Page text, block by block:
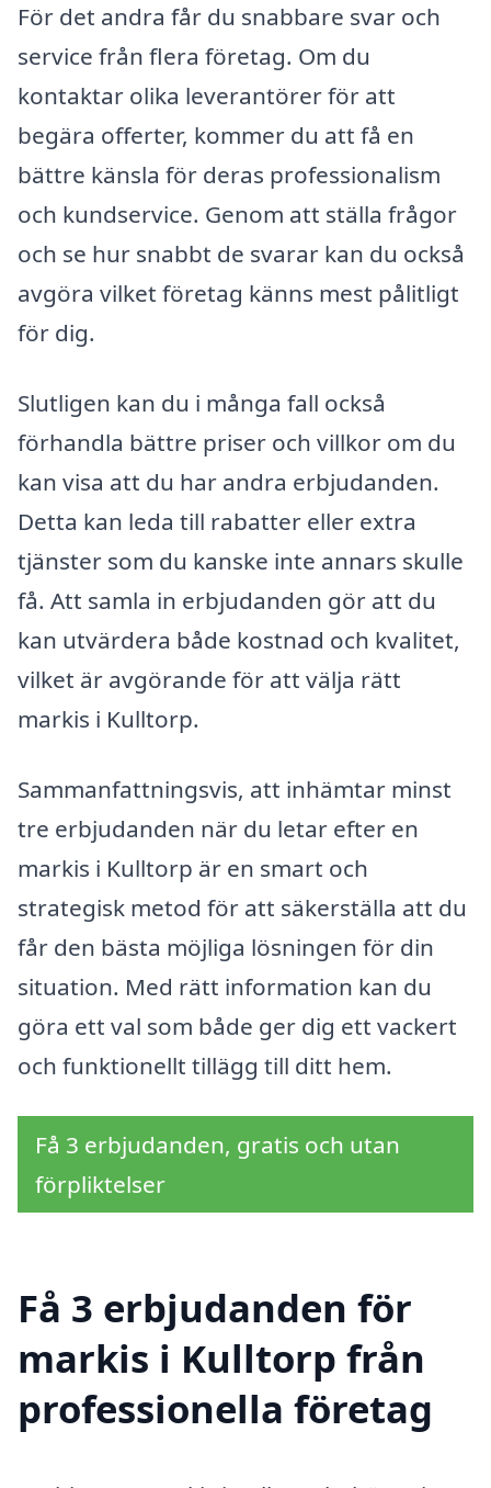
För det andra får du snabbare svar och
service från flera företag. Om du
kontaktar olika leverantörer för att
begära offerter, kommer du att få en
bättre känsla för deras professionalism
och kundservice. Genom att ställa frågor
och se hur snabbt de svarar kan du också
avgöra vilket företag känns mest pålitligt
för dig.
Slutligen kan du i många fall också
förhandla bättre priser och villkor om du
kan visa att du har andra erbjudanden.
Detta kan leda till rabatter eller extra
tjänster som du kanske inte annars skulle
få. Att samla in erbjudanden gör att du
kan utvärdera både kostnad och kvalitet,
vilket är avgörande för att välja rätt
markis i Kulltorp.
Sammanfattningsvis, att inhämtar minst
tre erbjudanden när du letar efter en
markis i Kulltorp är en smart och
strategisk metod för att säkerställa att du
får den bästa möjliga lösningen för din
situation. Med rätt information kan du
göra ett val som både ger dig ett vackert
och funktionellt tillägg till ditt hem.
Få 3 erbjudanden, gratis och utan
förpliktelser
Få 3 erbjudanden för
markis i Kulltorp från
professionella företag